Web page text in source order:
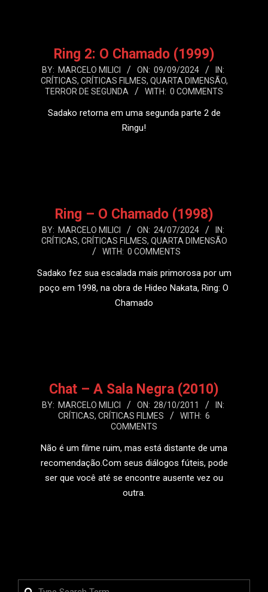
Ring 2: O Chamado (1999)
2024-
09-
BY: MARCELO MILICI ON: 09/09/2024
IN:
CRÍTICAS, CRÍTICAS FILMES, QUARTA DIMENSÃO,
TERROR DE SEGUNDA
WITH: 0 COMMENTS
Sadako retorna em uma segunda parte 2 de
Ringu!
Ring – O Chamado (1998)
2024-
07-
BY: MARCELO MILICI ON: 24/07/2024
IN:
CRÍTICAS, CRÍTICAS FILMES, QUARTA DIMENSÃO
WITH: 0 COMMENTS
Sadako fez sua escalada mais primorosa por um
poço em 1998, na obra de Hideo Nakata, Ring: O
Chamado
Chat – A Sala Negra (2010)
2011-
BY: MARCELO MILICI ON: 28/10/2011
IN:
CRÍTICAS, CRÍTICAS FILMES WITH: 6
COMMENTS
Não é um filme ruim, mas está distante de uma
recomendação.Com seus diálogos fúteis, pode
ser que você até se encontre ausente vez ou
outra.
Search